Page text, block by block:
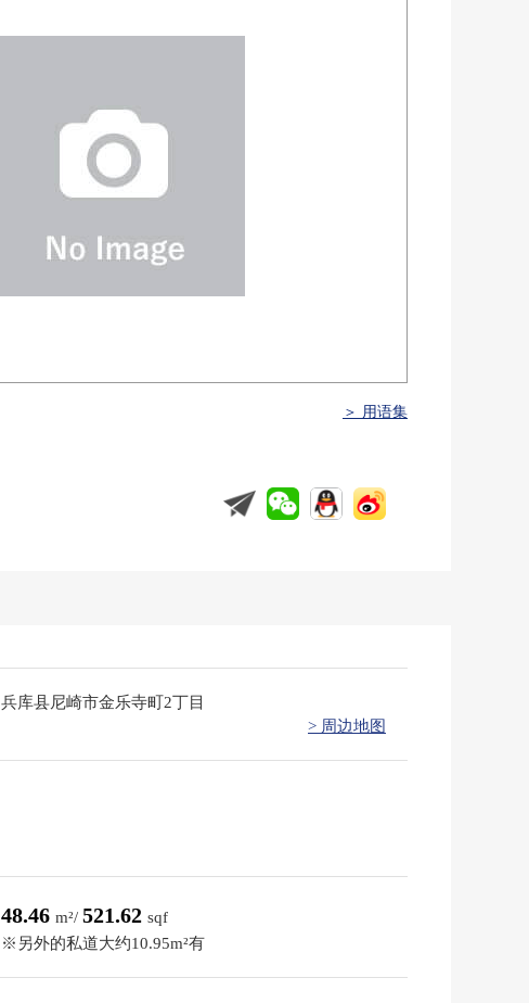
＞ 用语集
兵库县尼崎市金乐寺町2丁目
> 周边地图
48.46 m²/ 521.62 sqf
※另外的私道大约10.95m²有